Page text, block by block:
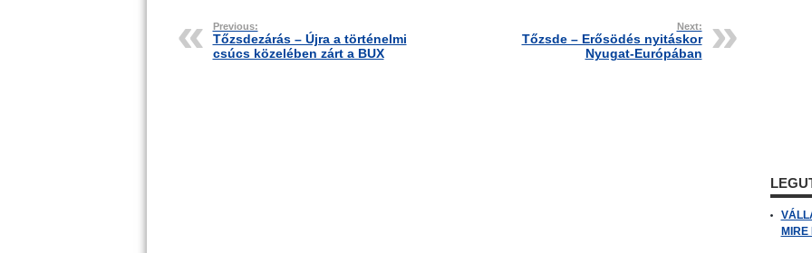
Previous:
Tőzsdezárás – Újra a történelmi
csúcs közelében zárt a BUX
Next:
Tőzsde – Erősödés nyitáskor
Nyugat-Európában
MIRE